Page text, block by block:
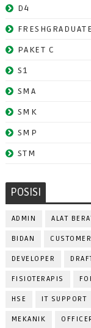
D4
FRESHGRADUATE
PAKET C
S1
SMA
SMK
SMP
STM
POSISI
ADMIN ALAT
BIDAN
DEVELOPER
FISIOTERAPIS
HSE IT SUPPORT
MEKANIK